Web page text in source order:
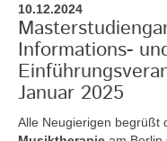
10.12.2024
Informations-
Januar 2025
Alle Neugierigen begrüßt